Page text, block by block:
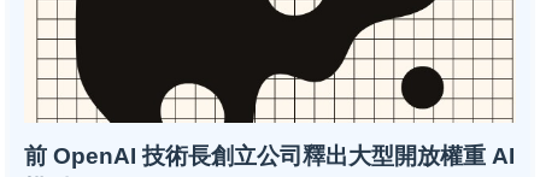
前 OpenAI 技術長創立公司釋出大型開放權重 AI